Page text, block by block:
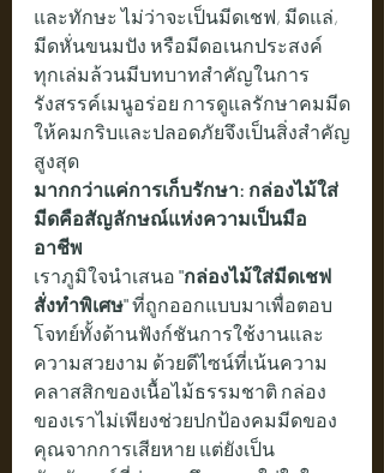
และทักษะ ไม่ว่าจะเป็นมีดเชฟ, มีดแล่,
มีดหั่นขนมปัง หรือมีดอเนกประสงค์
ทุกเล่มล้วนมีบทบาทสำคัญในการ
รังสรรค์เมนูอร่อย การดูแลรักษาคมมีด
ให้คมกริบและปลอดภัยจึงเป็นสิ่งสำคัญ
สูงสุด
มากกว่าแค่การเก็บรักษา: กล่องไม้ใส่
มีดคือสัญลักษณ์แห่งความเป็นมือ
อาชีพ
เราภูมิใจนำเสนอ "กล่องไม้ใส่มีดเชฟ
สั่งทำพิเศษ" ที่ถูกออกแบบมาเพื่อตอบ
โจทย์ทั้งด้านฟังก์ชันการใช้งานและ
ความสวยงาม ด้วยดีไซน์ที่เน้นความ
คลาสสิกของเนื้อไม้ธรรมชาติ กล่อง
ของเราไม่เพียงช่วยปกป้องคมมีดของ
คุณจากการเสียหาย แต่ยังเป็น